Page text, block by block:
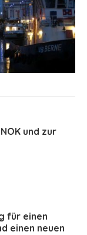
und zur
für einen
einen neuen